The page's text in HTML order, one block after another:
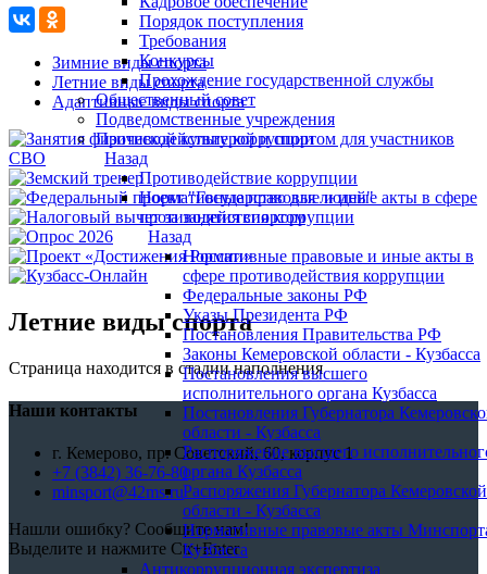
Порядок поступления
Требования
Конкурсы
Прохождение государственной службы
Общественный совет
Подведомственные учреждения
Противодействие коррупции
Назад
Противодействие коррупции
Нормативные правовые и иные акты в сфере
противодействия коррупции
Назад
Нормативные правовые и иные акты в
сфере противодействия коррупции
Федеральные законы РФ
Указы Президента РФ
Постановления Правительства РФ
Законы Кемеровской области - Кузбасса
Постановления высшего
исполнительного органа Кузбасса
Постановления Губернатора
области - Кузбасса
Распоряжение высшего
органа Кузбасса
Распоряжения Губернатора Кемеровской
области - Кузбасса
Нормативные правовые акты
Кузбасса
Антикоррупционная экспертиза
Зимние виды спорта
Летние виды спорта
Адаптивные виды спорта
Летние виды спорта
Страница находится в стадии наполнения
Наши контакты
г. Кемерово, пр. Советский, 60, корпус 1
+7 (3842) 36-76-80
minsport@42ms.ru
Нашли ошибку? Сообщите нам!
Выделите и нажмите Ctr+Enter